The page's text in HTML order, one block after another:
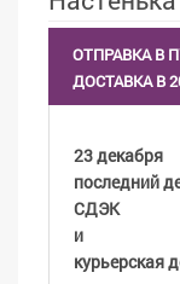
ОТПРАВКА В
ДОСТАВКА В
23 декабря
последний
СДЭК
и
курьерская